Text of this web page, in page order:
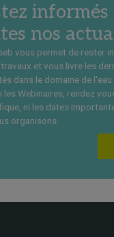
nos
vous permet de rester
et vous livre les
dans le domaine de l'eau
les Webinaires, rendez
ni les dates
organisons.